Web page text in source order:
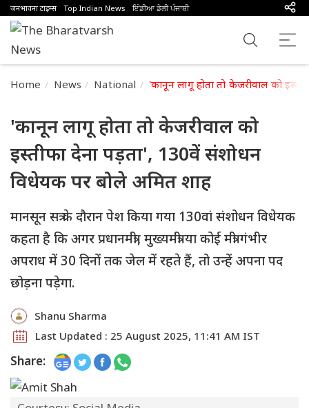
जनभावना टाइम्स Top Indian News ਇੰਡੀਆ ਡੇਲੀ ਪੰਜਾਬੀ
Home News National 'कानून लागू होता तो केजरीवाल को
'कानून लागू होता तो केजरीवाल को
इस्तीफा देना पड़ता', 130वें संशोधन
विधेयक पर बोले अमित शाह
मानसून सत्र के दौरान पेश किया गया 130वां संशोधन विधेयक
कहता है कि अगर प्रधानमंत्री, मुख्यमंत्री या कोई मंत्री गंभीर
अपराध में 30 दिनों तक जेल में रहते हैं, तो उन्हें अपना पद
छोड़ना पड़ेगा.
Shanu Sharma
Last Updated : 25 August 2025, 11:41 AM IST
Share: